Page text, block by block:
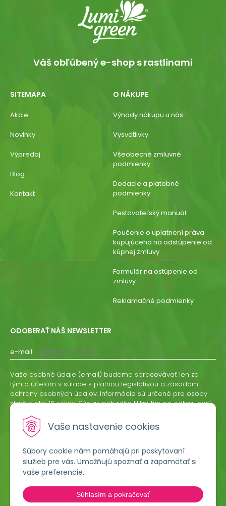
Vaše nastavenie cookies
Súbory cookie nám pomáhajú pri poskytovaní
služieb pre vás. Umožňujú spoznať a zapamätať si
vaše preferencie.
Súhlasím a pokračovať
Lumigreen, s.r.o.
Váš obľúbený e-shop s rastlinami
SITEMAPA
Akcie
Novinky
Výpredaj
Blog
Kontakt
O NÁKUPE
Výhody nákupu u nás
Vysvetlivky
Všeobecné zmluvné
podmienky
Dodacie a platobné
podmienky
Pestovateľský manuál
Poučenie o uplatnení práva
kupujúceho na odstúpenie od
kúpnej zmluvy
Formulár na ostúpenie od
zmluvy
Reklamačné podmienky
ODOBERAŤ NÁŠ NEWSLETTER
e-mail
ODOBERAŤ
Vaše osobné údaje (email) budeme spracovávať len za
týmto účelom v súlade s platnou legislatívou a zásadami
ochrany osobných údajov. Informácie sú určené pre osoby
staršie ako 16 rokov. Súhlas potvrdíte kliknutím na odkaz, ktorý
odvolať písomne, emailom alebo kliknutím na odkaz z
ktoréhokoľvek informačného emailu.